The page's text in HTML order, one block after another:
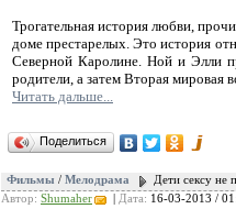
Трогательная история любви,
доме престарелых. Это история
Северной Каролине. Ной и Элли
родители, а затем Вторая мировая
Читать дальше...
Поделиться
Фильмы / Мелодрама
Дети сексу не
Автор: Shumaher Дата: 16-03-2013 /